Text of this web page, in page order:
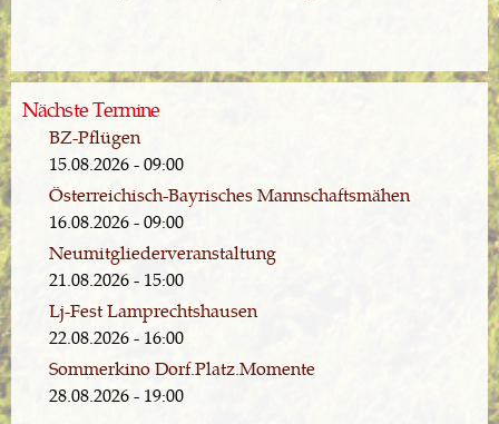
Nächste Termine
BZ-Pflügen
15.08.2026 - 09:00
Österreichisch-Bayrisches Mannschaftsmähen
16.08.2026 - 09:00
Neumitgliederveranstaltung
21.08.2026 - 15:00
Lj-Fest Lamprechtshausen
22.08.2026 - 16:00
Sommerkino Dorf.Platz.Momente
28.08.2026 - 19:00